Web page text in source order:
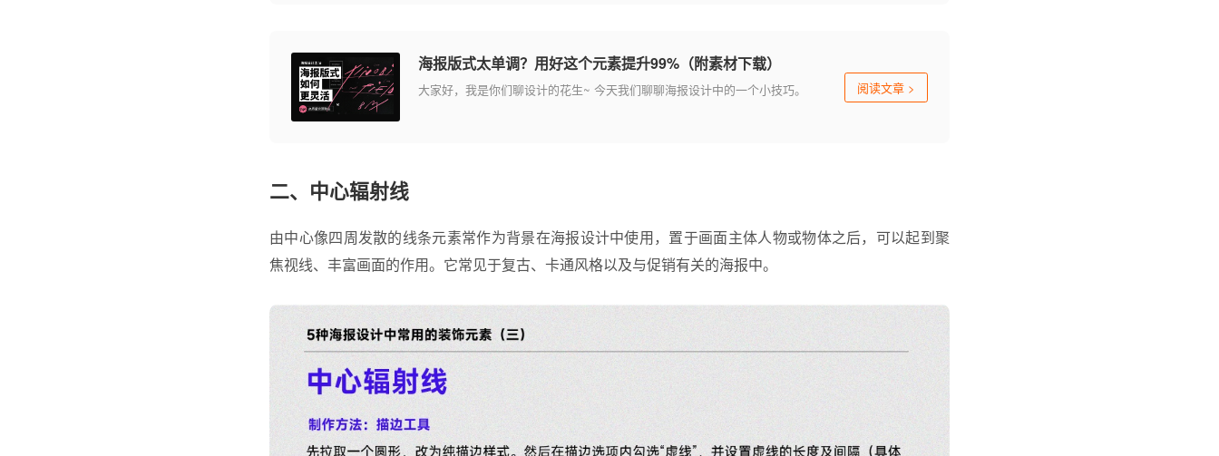
海报版式太单调？用好这个元素提升99%（附素材下载）
大家好，我是你们聊设计的花生~ 今天我们聊聊海报设计中的一个小技巧。 阅读文章 >
二、中心辐射线
由中心像四周发散的线条元素常作为背景在海报设计中使用，置于画面主体人物或物体之后，可以起到聚
焦视线、丰富画面的作用。它常见于复古、卡通风格以及与促销有关的海报中。